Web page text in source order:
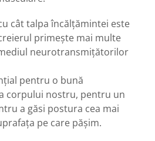
cât talpa încălțămintei este
primește mai multe
neurotransmițătorilor
pentru o bună
corpului nostru, pentru un
a găsi postura cea mai
pe care pășim.